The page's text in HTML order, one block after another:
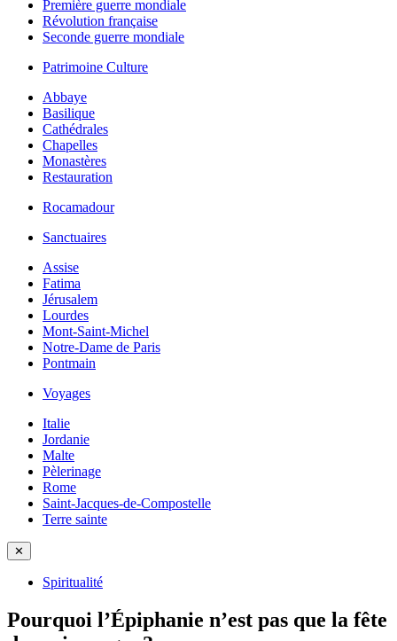
Première guerre mondiale
Révolution française
Seconde guerre mondiale
Patrimoine Culture
Abbaye
Basilique
Cathédrales
Chapelles
Monastères
Restauration
Rocamadour
Sanctuaires
Assise
Fatima
Jérusalem
Lourdes
Mont-Saint-Michel
Notre-Dame de Paris
Pontmain
Voyages
Italie
Jordanie
Malte
Pèlerinage
Rome
Saint-Jacques-de-Compostelle
Terre sainte
✕
Spiritualité
Pourquoi l’Épiphanie n’est pas que la fête